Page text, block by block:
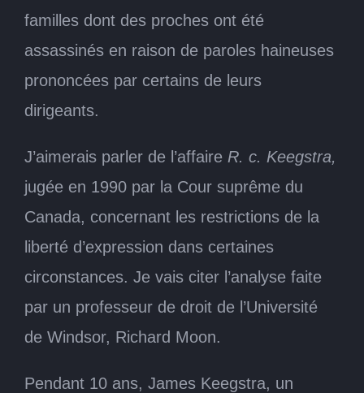
familles dont des proches ont été
assassinés en raison de paroles haineuses
prononcées par certains de leurs
dirigeants.
J’aimerais parler de l’affaire R. c. Keegstra,
jugée en 1990 par la Cour suprême du
Canada, concernant les restrictions de la
liberté d’expression dans certaines
circonstances. Je vais citer l’analyse faite
par un professeur de droit de l’Université
de Windsor, Richard Moon.
Pendant 10 ans, James Keegstra, un